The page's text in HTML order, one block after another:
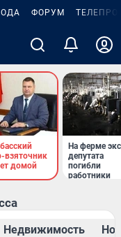
ФОРУМ
взяточник
домой
На ферме
депутата
погибли
работники
Недвижимость